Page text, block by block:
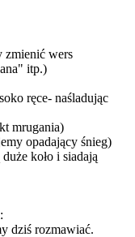
zmienić wers
itp.)
ręce- naśladując
mrugania)
opadający śnieg)
koło i siadają
dziś rozmawiać.